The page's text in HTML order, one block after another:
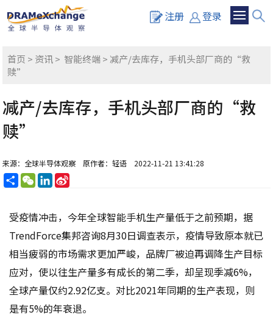
注册 登录
首页 > 资讯> 智能终端> 减产/去库存，手机头部厂商的“救
赎”
减产/去库存，手机头部厂商的“救
赎”
来源：全球半导体观察 原作者：轻语 2022-11-21 13:41:28
分
享
WeChatLinkedIn
受疫情冲击，今年全球智能手机生产量低于之前预期，据
TrendForce集邦咨询8月30日调查表示，疫情导致原本就已
相当疲弱的市场需求更加严峻，品牌厂被迫再调降生产目标
应对，使以往生产量多有成长的第二季，却呈现季减6%，
全球产量仅约2.92亿支。对比2021年同期的生产表现，则
是有5%的年衰退。